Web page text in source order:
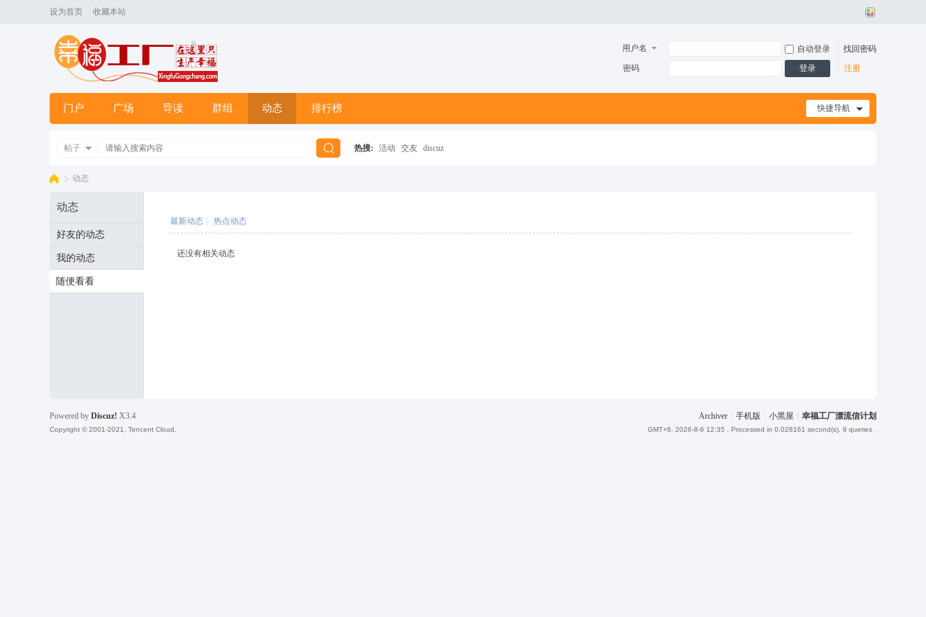
设为首页 收藏本站
用户名 自动登录
找回密码
密码
登录 注册
快捷导航
门户 广场 导读 群组 动态 排行榜
帖子 热搜: 活动 交友 discuz
幸›
动态
动态
好友的动态
我的动态
随便看看
最新动态 热点动态
还没有相关动态
Archiver 手机版 小黑屋 幸福工厂漂流信计划
GMT+8, 2026-8-6 12:35 , Processed in 0.028161 second(s), 9 queries .
Powered by Discuz! X3.4
Copyright © 2001-2021, Tencent Cloud.